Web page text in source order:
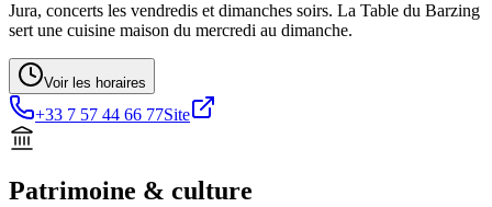
Jura, concerts les vendredis et dimanches soirs. La Table du Barzing
sert une cuisine maison du mercredi au dimanche.
Voir les horaires
+33 7 57 44 66 77Site
Patrimoine & culture